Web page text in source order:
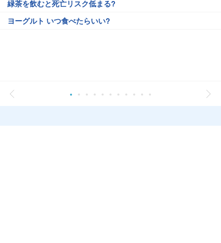
緑茶を飲むと死亡リスク低まる?
ヨーグルト いつ食べたらいい?